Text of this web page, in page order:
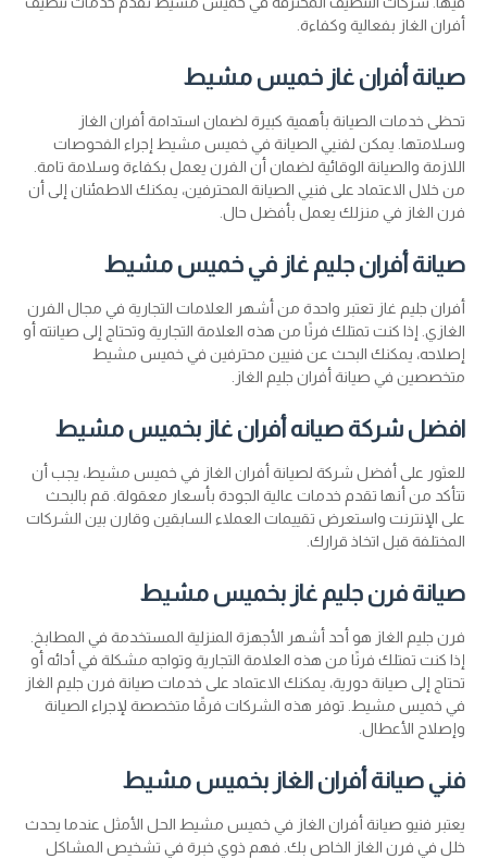
أفران الغاز بفعالية وكفاءة.
صيانة أفران غاز خميس مشيط
تحظى خدمات الصيانة بأهمية كبيرة لضمان استدامة أفران الغاز
وسلامتها. يمكن لفنيي الصيانة في خميس مشيط إجراء الفحوصات
اللازمة والصيانة الوقائية لضمان أن الفرن يعمل بكفاءة وسلامة تامة.
من خلال الاعتماد على فنيي الصيانة المحترفين، يمكنك الاطمئنان إلى أن
فرن الغاز في منزلك يعمل بأفضل حال.
صيانة أفران جليم غاز في خميس مشيط
أفران جليم غاز تعتبر واحدة من أشهر العلامات التجارية في مجال الفرن
الغازي. إذا كنت تمتلك فرنًا من هذه العلامة التجارية وتحتاج إلى صيانته أو
إصلاحه، يمكنك البحث عن فنيين محترفين في خميس مشيط
متخصصين في صيانة أفران جليم الغاز.
افضل شركة صيانه أفران غاز بخميس مشيط
للعثور على أفضل شركة لصيانة أفران الغاز في خميس مشيط، يجب أن
تتأكد من أنها تقدم خدمات عالية الجودة بأسعار معقولة. قم بالبحث
على الإنترنت واستعرض تقييمات العملاء السابقين وقارن بين الشركات
المختلفة قبل اتخاذ قرارك.
صيانة فرن جليم غاز بخميس مشيط
فرن جليم الغاز هو أحد أشهر الأجهزة المنزلية المستخدمة في المطابخ.
إذا كنت تمتلك فرنًا من هذه العلامة التجارية وتواجه مشكلة في أدائه أو
تحتاج إلى صيانة دورية، يمكنك الاعتماد على خدمات صيانة فرن جليم الغاز
في خميس مشيط. توفر هذه الشركات فرقًا متخصصة لإجراء الصيانة
وإصلاح الأعطال.
فني صيانة أفران الغاز بخميس مشيط
يعتبر فنيو صيانة أفران الغاز في خميس مشيط الحل الأمثل عندما يحدث
خلل في فرن الغاز الخاص بك. فهم ذوي خبرة في تشخيص المشاكل